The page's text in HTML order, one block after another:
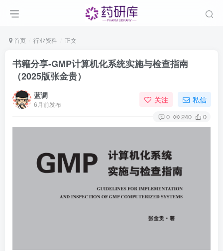
首页 行业资料 正文
书籍分享-GMP计算机化系统实施与检查指南
（2025版张金贵）
蓝调
6月前发布 关注 私信
0 240 0